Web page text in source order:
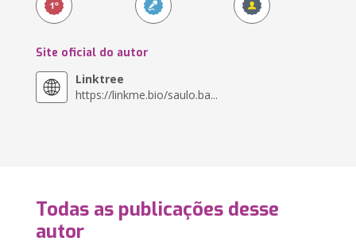
Site oficial do autor
Linktree
https://linkme.bio/saulo.ba...
Todas as publicações desse
autor